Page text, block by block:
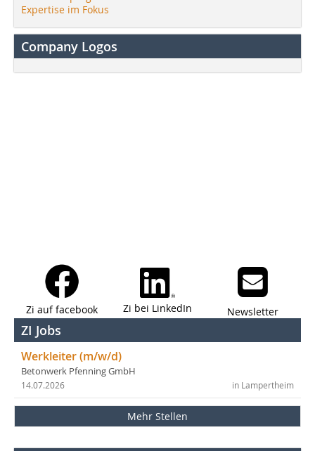
Expertise im Fokus
Company Logos
Zi auf facebook Zi bei LinkedIn Newsletter
ZI Jobs
Werkleiter (m/w/d)
Betonwerk Pfenning GmbH
in Lampertheim
14.07.2026
Mehr Stellen